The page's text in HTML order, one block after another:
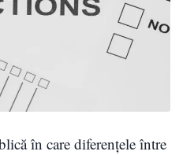
în care diferențele între